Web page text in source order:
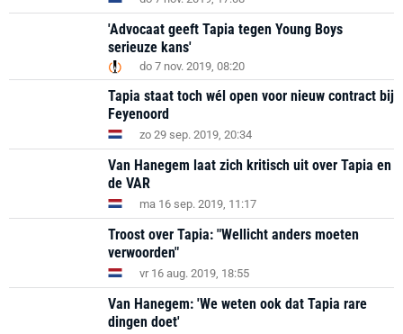
'Advocaat geeft Tapia tegen Young Boys
serieuze kans'
do 7 nov. 2019, 08:20
Tapia staat toch wél open voor nieuw contract bij
Feyenoord
zo 29 sep. 2019, 20:34
Van Hanegem laat zich kritisch uit over Tapia en
de VAR
ma 16 sep. 2019, 11:17
Troost over Tapia: "Wellicht anders moeten
verwoorden"
vr 16 aug. 2019, 18:55
Van Hanegem: 'We weten ook dat Tapia rare
dingen doet'